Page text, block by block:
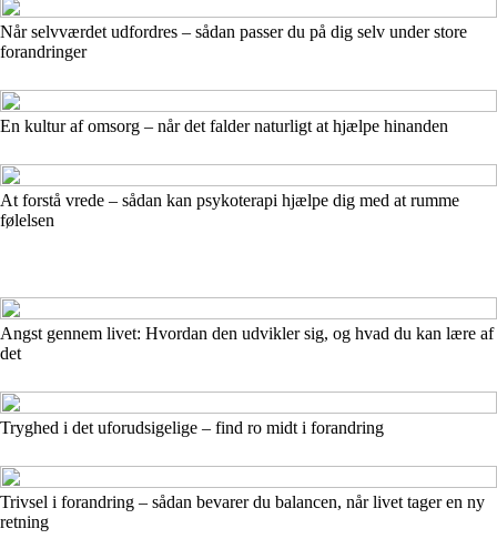
Når selvværdet udfordres – sådan passer du på dig selv under store
forandringer
En kultur af omsorg – når det falder naturligt at hjælpe hinanden
At forstå vrede – sådan kan psykoterapi hjælpe dig med at rumme
følelsen
Angst gennem livet: Hvordan den udvikler sig, og hvad du kan lære af
det
Tryghed i det uforudsigelige – find ro midt i forandring
Trivsel i forandring – sådan bevarer du balancen, når livet tager en ny
retning